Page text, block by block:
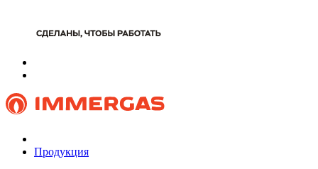
Продукция